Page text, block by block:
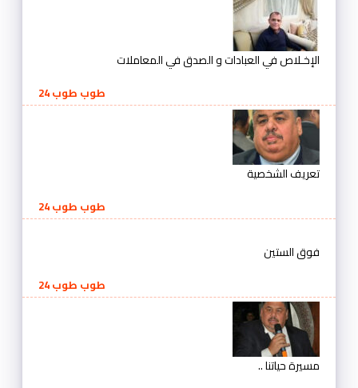
الإخـلاص في العبادات و الصدق في المعاملات
طوب طوب 24
تعريف الشخصية
طوب طوب 24
فوق الستين
طوب طوب 24
مسيرة حياتنا ..